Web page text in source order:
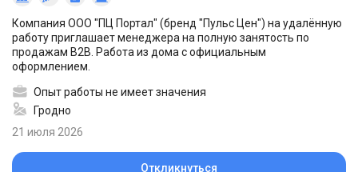
Компания ООО "ПЦ Портал" (бренд "Пульс Цен") на удалённую
работу приглашает менеджера на полную занятость по
продажам B2B. Работа из дома с официальным
оформлением.
Опыт работы не имеет значения
Гродно
21 июля 2026
Откликнуться